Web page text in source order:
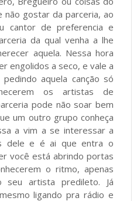
gostar da parceria, ao
cantor de preferencia e
da qual venha a lhe
aquela. Nessa hora
engolidos a seco, e vale a
aquela canção só
os artistas de
pode não soar bem
um outro grupo conheça
a vim a se interessar a
dele e é ai que entra o
você está abrindo portas
o ritmo, apenas
seu artista predileto. Já
ligando pra rádio e